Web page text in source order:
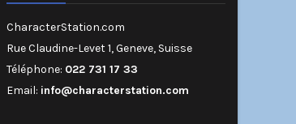
CharacterStation.com
Rue Claudine-Levet 1, Geneve, Suisse
Téléphone: 022 731 17 33
Email: info@characterstation.com